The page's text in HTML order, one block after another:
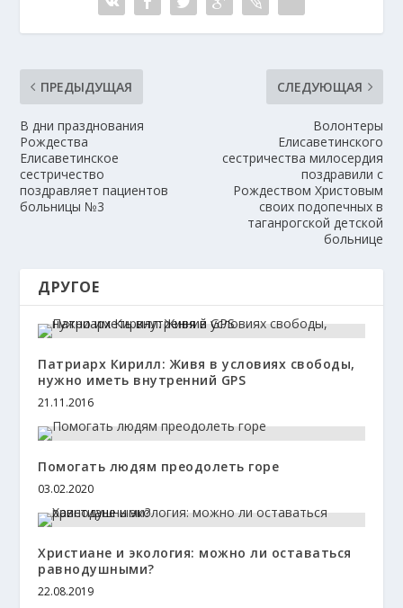
ПРЕДЫДУЩАЯ
В дни празднования
Рождества
Елисаветинское
сестричество
поздравляет пациентов
больницы №3
СЛЕДУЮЩАЯ
Волонтеры
Елисаветинского
сестричества милосердия
поздравили с
Рождеством Христовым
своих подопечных в
таганрогской детской
больнице
ДРУГОЕ
Патриарх Кирилл: Живя в условиях свободы,
нужно иметь внутренний GPS
21.11.2016
Помогать людям преодолеть горе
03.02.2020
Христиане и экология: можно ли оставаться
равнодушными?
22.08.2019